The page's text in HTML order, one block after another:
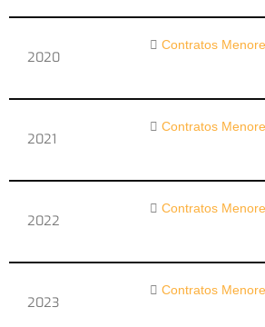
2020
Contratos
2021
Contratos
2022
Contratos
2023
Contratos